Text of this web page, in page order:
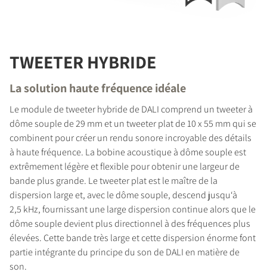
TWEETER HYBRIDE
La solution haute fréquence idéale
Le module de tweeter hybride de DALI comprend un tweeter à
dôme souple de 29 mm et un tweeter plat de 10 x 55 mm qui se
combinent pour créer un rendu sonore incroyable des détails
à haute fréquence. La bobine acoustique à dôme souple est
extrêmement légère et flexible pour obtenir une largeur de
bande plus grande. Le tweeter plat est le maître de la
dispersion large et, avec le dôme souple, descend jusqu‘à
2,5 kHz, fournissant une large dispersion continue alors que le
dôme souple devient plus directionnel à des fréquences plus
élevées. Cette bande très large et cette dispersion énorme font
partie intégrante du principe du son de DALI en matière de
son.